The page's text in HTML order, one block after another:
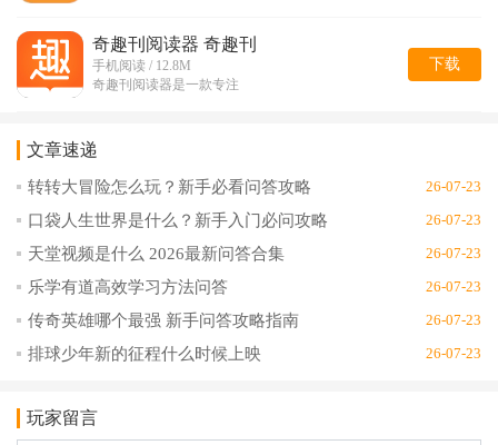
奇趣刊阅读器 奇趣刊
手机阅读 / 12.8M
奇趣刊阅读器是一款专注
下载
文章速递
转转大冒险怎么玩？新手必看问答攻略 26-07-23
口袋人生世界是什么？新手入门必问攻略 26-07-23
天堂视频是什么 2026最新问答合集 26-07-23
乐学有道高效学习方法问答 26-07-23
传奇英雄哪个最强 新手问答攻略指南 26-07-23
排球少年新的征程什么时候上映 26-07-23
玩家留言